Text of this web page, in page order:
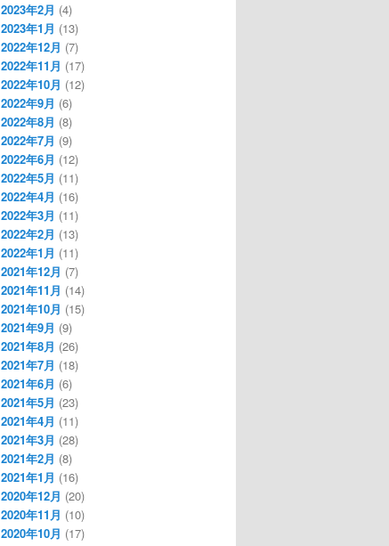
2023年2月 (4)
2023年1月 (13)
2022年12月 (7)
2022年11月 (17)
2022年10月 (12)
2022年9月 (6)
2022年8月 (8)
2022年7月 (9)
2022年6月 (12)
2022年5月 (11)
2022年4月 (16)
2022年3月 (11)
2022年2月 (13)
2022年1月 (11)
2021年12月 (7)
2021年11月 (14)
2021年10月 (15)
2021年9月 (9)
2021年8月 (26)
2021年7月 (18)
2021年6月 (6)
2021年5月 (23)
2021年4月 (11)
2021年3月 (28)
2021年2月 (8)
2021年1月 (16)
2020年12月 (20)
2020年11月 (10)
2020年10月 (17)